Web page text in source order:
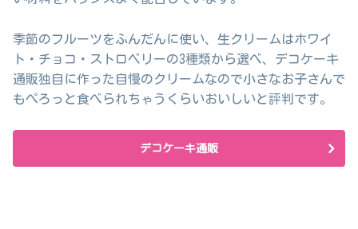
季節のフルーツをふんだんに使い、生クリームはホワイ
ト・チョコ・ストロベリーの3種類から選べ、デコケーキ
通販独自に作った自慢のクリームなので小さなお子さんで
もぺろっと食べられちゃうくらいおいしいと評判です。
デコケーキ通販